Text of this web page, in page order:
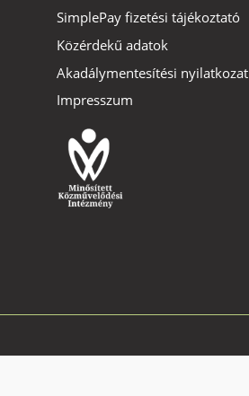
SimplePay fizetési tájékoztató
Közérdekű adatok
Akadálymentesítési nyilatkozat
Impresszum